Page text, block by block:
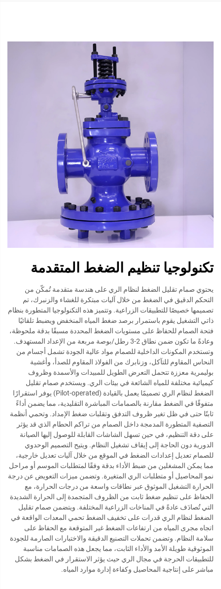
تكنولوجيا تنظيم الضغط المتقدمة
يحتوي صمام تقليل الضغط لنظام الري على هندسة متقدمة تُمكّن من
التحكم الدقيق في الضغط من خلال آليات مبتكرة للغشاء والزنبرك، تم
تصميمها خصيصًا للتطبيقات الزراعية. وتتميز هذه التكنولوجيا المتطورة بنظام
ذاتي التشغيل يقوم باستمرار برصد ضغط المياه المنخفض ويضبط تلقائيًا
فتحة الصمام للحفاظ على مستويات الضغط المحددة مسبقًا بدقة ملحوظة،
وعادةً ما تكون ضمن نطاق 2-3 رطل/بوصة مربعة من الإعداد المستهدف.
وتستخدم المكونات الداخلية للصمام مواد عالية الجودة تشمل أجسام من
النحاس المقاوم للتآكل، وزنابرك من الفولاذ المقاوم للصدأ، وأغشية
بوليمرية معززة تتحمل التعرض الطويل للمبيدات والأسمدة وظروف
كيميائية مختلفة للمياه الشائعة في بيئات الري. ويستخدم صمام تقليل
الضغط لنظام الري تصميمًا يعمل بالقيادة (Pilot-operated) يوفر استقرارًا
متفوقًا في الضغط مقارنة بالصمامات المباشرة التقليدية، مما يضمن أداءً
ثابتًا حتى في ظل تغير ظروف التدفق وتقلبات ضغط الإمداد. وتحمي أنظمة
التصفية المتطورة المدمجة داخل الصمام من تراكم الحطام الذي قد يؤثر
على دقة التنظيم، في حين تسهل الشاشات القابلة للوصول إليها الصيانة
الدورية دون الحاجة إلى إيقاف تشغيل النظام. ويتيح التصميم الوحدوي
للصمام تعديل إعدادات الضغط في الموقع من خلال آليات تعديل خارجية،
مما يمكن المشغلين من ضبط الأداء بدقة وفقًا لمتطلبات الموسم أو مراحل
نمو المحاصيل أو متطلبات الري المتغيرة. وتضمن ميزات التعويض عن درجة
الحرارة التشغيل الموثوق عبر نطاقات واسعة من درجات الحرارة، مع
الحفاظ على تنظيم ضغط ثابت من الظروف المتجمدة إلى الحرارة الشديدة
التي تُصادَف عادةً في المناخات الزراعية المختلفة. ويتضمن صمام تقليل
الضغط لنظام الري قدرات على تخفيف الضغط تحمي المعدات الواقعة في
اتجاه مجرى المياه من ارتفاعات الضغط غير المتوقعة مع الحفاظ على
سلامة النظام. وتضمن تحملات التصنيع الدقيقة والاختبارات الصارمة للجودة
الموثوقية طويلة الأمد والأداء الثابت، مما يجعل هذه الصمامات مناسبة
للتطبيقات الحرجة في مجال الري حيث يؤثر الاستقرار في الضغط بشكل
مباشر على إنتاجية المحاصيل وكفاءة إدارة موارد المياه.